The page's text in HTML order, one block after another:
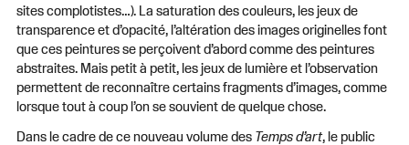
sites complotistes…). La saturation des couleurs, les jeux de
transparence et d’opacité, l’altération des images originelles font
que ces peintures se perçoivent d’abord comme des peintures
abstraites. Mais petit à petit, les jeux de lumière et l’observation
permettent de reconnaître certains fragments d’images, comme
lorsque tout à coup l’on se souvient de quelque chose.
Dans le cadre de ce nouveau volume des Temps d’art, le public